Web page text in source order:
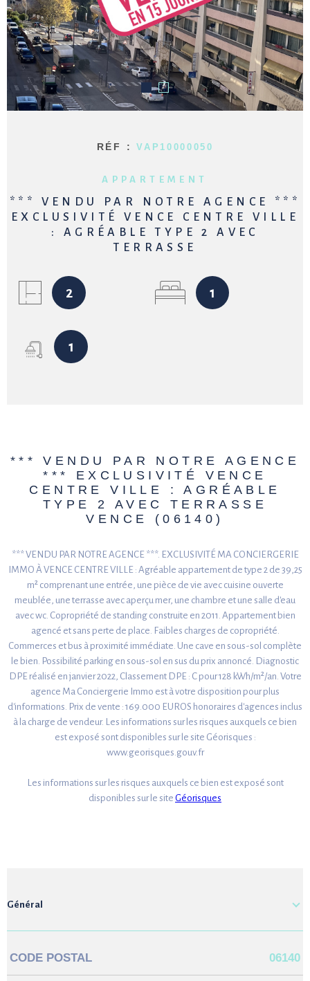
NOTRE
ALERTE
RÉF :VAP10000050
APPARTEMENT
*** VENDU PAR NOTRE AGENCE ***
EXCLUSIVITÉ VENCE CENTRE VILLE
: AGRÉABLE TYPE 2 AVEC
TERRASSE
2 1
1
*** VENDU PAR NOTRE AGENCE
*** EXCLUSIVITÉ VENCE
CENTRE VILLE : AGRÉABLE
TYPE 2 AVEC TERRASSE
VENCE (06140)
*** VENDU PAR NOTRE AGENCE ***. EXCLUSIVITÉ MA CONCIERGERIE
IMMO À VENCE CENTRE VILLE : Agréable appartement de type 2 de 39,25
m² comprenant une entrée, une pièce de vie avec cuisine ouverte
meublée, une terrasse avec aperçu mer, une chambre et une salle d'eau
avec wc. Copropriété de standing construite en 2011. Appartement bien
agencé et sans perte de place. Faibles charges de copropriété.
Commerces et bus à proximité immédiate. Une cave en sous-sol complète
le bien. Possibilité parking en sous-sol en sus du prix annoncé. Diagnostic
DPE réalisé en janvier 2022, Classement DPE : C pour 128 kWh/m²/an. Votre
agence Ma Conciergerie Immo est à votre disposition pour plus
d'informations. Prix de vente : 169.000 EUROS honoraires d'agences inclus
à la charge de vendeur. Les informations sur les risques auxquels ce bien
est exposé sont disponibles sur le site Géorisques :
www.georisques.gouv.fr
Les informations sur les risques auxquels ce bien est exposé sont
disponibles sur le site Géorisques
Général
Caractérisque Valeurs
CODE POSTAL 06140